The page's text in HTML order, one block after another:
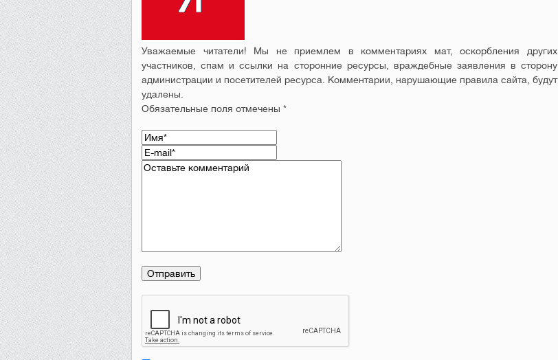
Уважаемые читатели! Мы не приемлем в комментариях мат, оскорбления других
участников, спам и ссылки на сторонние ресурсы, враждебные заявления в сторону
администрации и посетителей ресурса. Комментарии, нарушающие правила сайта, будут
удалены.
Обязательные поля отмечены *